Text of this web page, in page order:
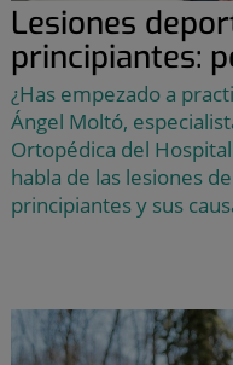
Lesiones
principiantes:
¿Has empezado a
Ángel Moltó,
Ortopédica del
habla de las lesiones
principiantes y sus